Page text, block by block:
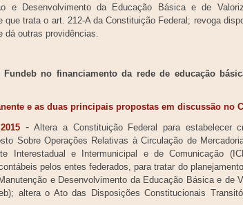
e Desenvolvimento da Educação Básica e de
que trata o art. 212-A da Constituição Federal; revoga
dá outras providências.
no financiamento da rede de educação
e as duas principais propostas em discussão no
-Altera a Constituição Federal para estabelecer
Sobre Operações Relativas à Circulação de
Interestadual e Intermunicipal e de Comunicação
pelos entes federados, para tratar do
e Desenvolvimento da Educação Básica e de
altera o Ato das Disposições Constitucionais